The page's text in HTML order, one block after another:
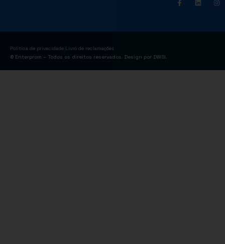
Política de privacidade Livro de reclamações
© Enterprom – Todos os direitos reservados. Design por DWSI.